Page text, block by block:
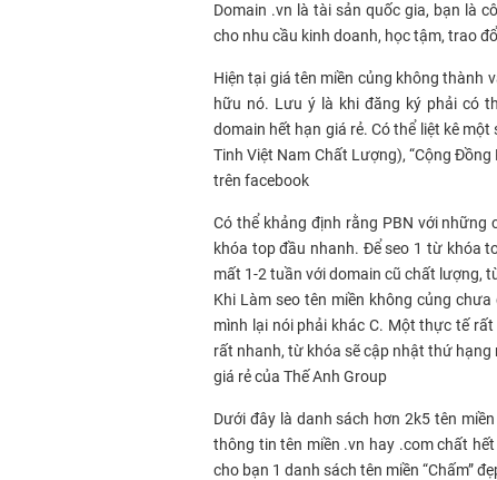
Domain .vn là tài sản quốc gia, bạn là
cho nhu cầu kinh doanh, học tậm, trao
Hiện tại giá tên miền củng không thành
hữu nó. Lưu ý là khi đăng ký phải có
domain hết hạn giá rẻ. Có thể liệt kê
Tinh Việt Nam Chất Lượng), “Cộng
trên facebook
Có thể khảng định rằng PBN với
khóa top đầu nhanh. Để seo 1 từ khóa
mất 1-2 tuần với domain cũ chất lượng,
Khi Làm seo tên miền không củng
mình lại nói phải khác C. Một thực tế
rất nhanh, từ khóa sẽ cập nhật thứ hạng
giá rẻ của Thế Anh Group
Dưới đây là danh sách hơn 2k5 tên
thông tin tên miền .vn hay .com chất
cho bạn 1 danh sách tên miền “Chấm”